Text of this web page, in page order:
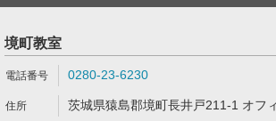
境町教室
0280-23-6230
茨城県猿島郡境町長井戸211-1 オフ